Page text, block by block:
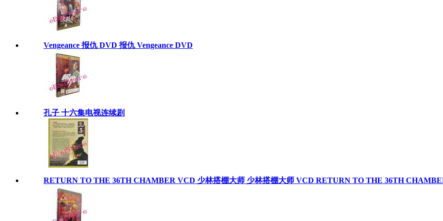
Vengeance 报仇 DVD 报仇 Vengeance DVD
孔子 十六集电视连续剧
RETURN TO THE 36TH CHAMBER VCD 少林搭棚大师 少林搭棚大师 VCD RETURN TO THE 36TH